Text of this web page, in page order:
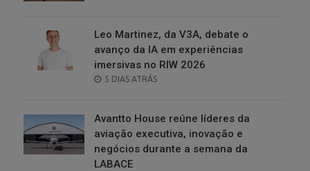
Leo Martinez, da V3A, debate o
avanço da IA em experiências
imersivas no RIW 2026
POSTED
5 DIAS ATRÁS
Avantto House reúne líderes da
aviação executiva, inovação e
negócios durante a semana da
LABACE